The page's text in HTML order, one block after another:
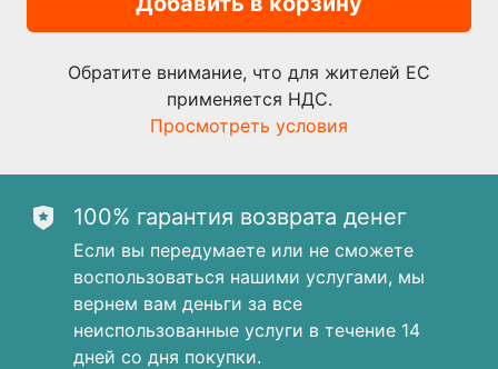
Обратите внимание, что для жителей ЕС
применяется НДС.
Просмотреть условия
100% гарантия возврата денег
Если вы передумаете или не сможете
воспользоваться нашими услугами, мы
вернем вам деньги за все
неиспользованные услуги в течение 14
дней со дня покупки.